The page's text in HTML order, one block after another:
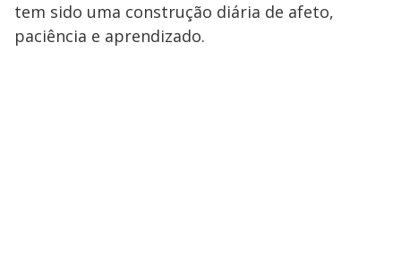
tem sido uma construção diária de afeto,
paciência e aprendizado.